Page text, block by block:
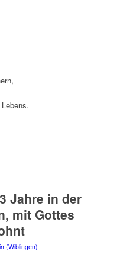
Jahre in der
mit Gottes
(Wiblingen)